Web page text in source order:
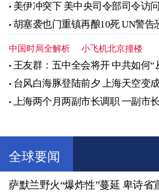
美伊冲突下 美中央司令部司令访
胡塞袭也门重镇再酿10死 UN警告
中国时局全解析 小飞机北京撞楼
王友群：五中全会将开 中共如何“
台风白海豚登陆前夕 上海天空变
上海两个月两副市长调职 一副市
全球要闻
萨默兰野火“爆炸性”蔓延 卑诗省